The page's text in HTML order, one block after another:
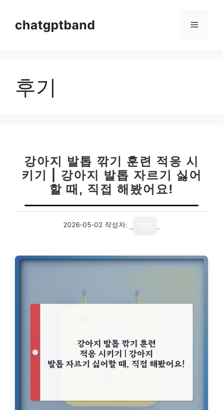
chatgptband 메
후기
강아지 발톱 깎기 훈련 적응 시
키기 | 강아지 발톱 자르기 싫어
할 때, 직접 해봤어요!
2026-05-02 작성자: